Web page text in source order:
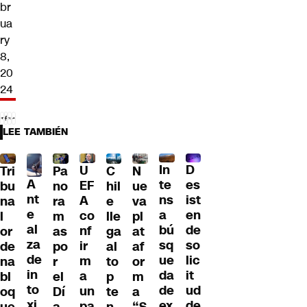
br
ua
ry
8,
20
24
LEE TAMBIÉN
Tri
bu
na
l
or
de
na
bl
oq
A
nt
e
al
za
de
in
to
Pa
no
ra
m
as
po
r
el
Dí
U
EF
A
co
nf
ir
m
a
un
C
hil
e
lle
ga
al
to
p
te
N
ue
va
pl
at
af
or
m
a
In
te
ns
a
bú
sq
ue
da
de
D
es
ist
en
de
so
lic
it
ud